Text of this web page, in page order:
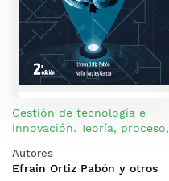
Gestión de tecnología e
innovación. Teoría, proceso,
Autores
Efrain Ortiz Pabón y otros